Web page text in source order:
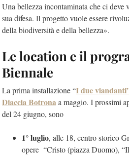
Una bellezza incontaminata che ci deve
sua difesa. Il progetto vuole essere
della biodiversità e della bellezza».
Le location e il
Biennale
La prima installazione “I due
Diaccia Botronaa maggio. I prossimi
del 24 giugno, sono
1° luglio, alle 18, centro storico
opere “Cristo (piazza Duomo),